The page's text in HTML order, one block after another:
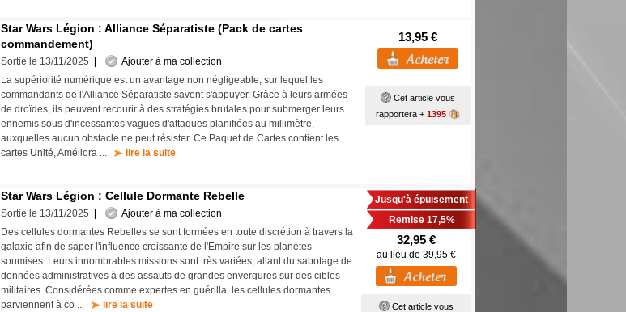
Star Wars Légion : Alliance Séparatiste (Pack de cartes
commandement)
Sortie le 13/11/2025
Ajouter à ma collection
La supériorité numérique est un avantage non négligeable, sur lequel les
commandants de l'Alliance Séparatiste savent s'appuyer. Grâce à leurs armées
de droïdes, ils peuvent recourir à des stratégies brutales pour submerger leurs
ennemis sous d'incessantes vagues d'attaques planifiées au millimètre,
auxquelles aucun obstacle ne peut résister. Ce Paquet de Cartes contient les
cartes Unité, Améliora ...
lire la suite
13,95 €
Cet article vous
rapportera + 1395
Star Wars Légion : Cellule Dormante Rebelle
Sortie le 13/11/2025
Ajouter à ma collection
Des cellules dormantes Rebelles se sont formées en toute discrétion à travers la
galaxie afin de saper l'influence croissante de l'Empire sur les planètes
soumises. Leurs innombrables missions sont très variées, allant du sabotage de
données administratives à des assauts de grandes envergures sur des cibles
militaires. Considérées comme expertes en guérilla, les cellules dormantes
parviennent à co ...
lire la suite
Jusqu'à épuisement
Remise 17,5%
32,95 €
au lieu de 39,95 €
Cet article vous